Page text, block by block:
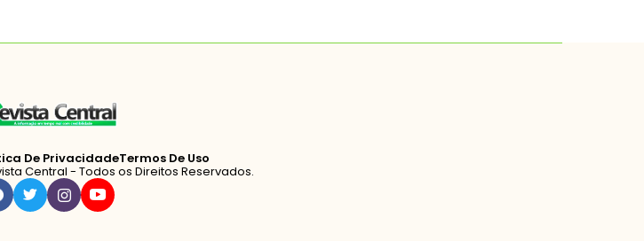
De PrivacidadeTermos De Uso
Central - Todos os Direitos Reservados.